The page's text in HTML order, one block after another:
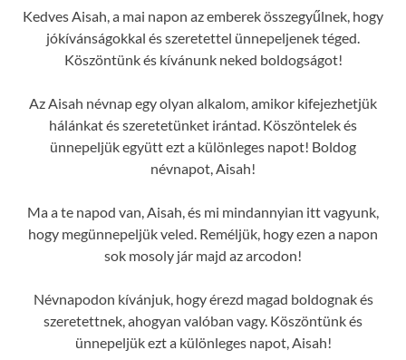
Kedves Aisah, a mai napon az emberek összegyűlnek, hogy
jókívánságokkal és szeretettel ünnepeljenek téged.
Köszöntünk és kívánunk neked boldogságot!
Az Aisah névnap egy olyan alkalom, amikor kifejezhetjük
hálánkat és szeretetünket irántad. Köszöntelek és
ünnepeljük együtt ezt a különleges napot! Boldog
névnapot, Aisah!
Ma a te napod van, Aisah, és mi mindannyian itt vagyunk,
hogy megünnepeljük veled. Reméljük, hogy ezen a napon
sok mosoly jár majd az arcodon!
Névnapodon kívánjuk, hogy érezd magad boldognak és
szeretettnek, ahogyan valóban vagy. Köszöntünk és
ünnepeljük ezt a különleges napot, Aisah!